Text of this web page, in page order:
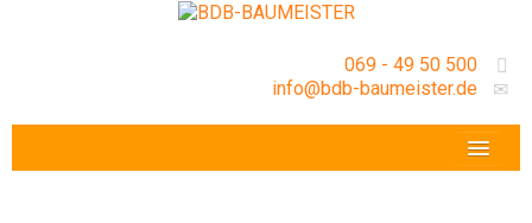
069 - 49 50 500
info@bdb-baumeister.de